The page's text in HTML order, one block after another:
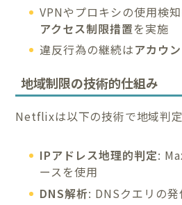
VPNやプロキシの使用検
アクセス制限措置を実施
違反行為の継続はアカウ
地域制限の技術的仕組み
Netflixは以下の技術で地域判定
IPアドレス地理的判定:
ースを使用
DNS解析: DNSクエリの